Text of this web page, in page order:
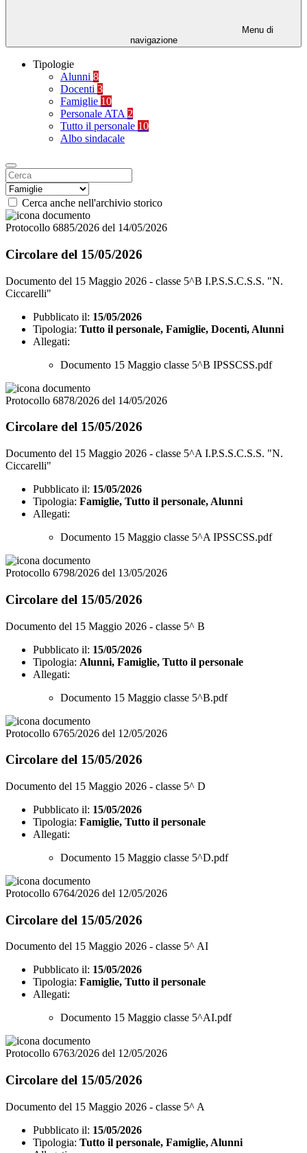
Menu di
navigazione
Tipologie
Alunni 8
Docenti 3
Famiglie 10
Personale ATA 2
Tutto il personale 10
Albo sindacale
Cerca anche nell'archivio storico
Protocollo 6885/2026 del 14/05/2026
Circolare del 15/05/2026
Documento del 15 Maggio 2026 - classe 5^B I.P.S.S.C.S.S. "N.
Ciccarelli"
Pubblicato il: 15/05/2026
Tipologia: Tutto il personale, Famiglie, Docenti, Alunni
Allegati:
Documento 15 Maggio classe 5^B IPSSCSS.pdf
Protocollo 6878/2026 del 14/05/2026
Circolare del 15/05/2026
Documento del 15 Maggio 2026 - classe 5^A I.P.S.S.C.S.S. "N.
Ciccarelli"
Pubblicato il: 15/05/2026
Tipologia: Famiglie, Tutto il personale, Alunni
Allegati:
Documento 15 Maggio classe 5^A IPSSCSS.pdf
Protocollo 6798/2026 del 13/05/2026
Circolare del 15/05/2026
Documento del 15 Maggio 2026 - classe 5^ B
Pubblicato il: 15/05/2026
Tipologia: Alunni, Famiglie, Tutto il personale
Allegati:
Documento 15 Maggio classe 5^B.pdf
Protocollo 6765/2026 del 12/05/2026
Circolare del 15/05/2026
Documento del 15 Maggio 2026 - classe 5^ D
Pubblicato il: 15/05/2026
Tipologia: Famiglie, Tutto il personale
Allegati:
Documento 15 Maggio classe 5^D.pdf
Protocollo 6764/2026 del 12/05/2026
Circolare del 15/05/2026
Documento del 15 Maggio 2026 - classe 5^ AI
Pubblicato il: 15/05/2026
Tipologia: Famiglie, Tutto il personale
Allegati:
Documento 15 Maggio classe 5^AI.pdf
Protocollo 6763/2026 del 12/05/2026
Circolare del 15/05/2026
Documento del 15 Maggio 2026 - classe 5^ A
Pubblicato il: 15/05/2026
Tipologia: Tutto il personale, Famiglie, Alunni